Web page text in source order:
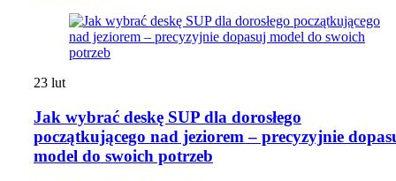
23 lut
Jak wybrać deskę SUP dla dorosłego
początkującego nad jeziorem – precyzyjnie
model do swoich potrzeb